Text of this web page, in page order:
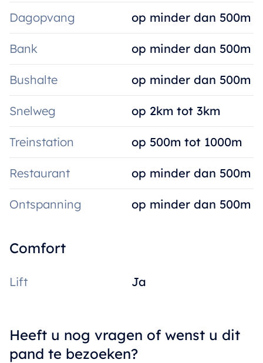
Dagopvang op minder dan 500m
Bank op minder dan 500m
Bushalte op minder dan 500m
Snelweg op 2km tot 3km
Treinstation op 500m tot 1000m
Restaurant op minder dan 500m
Ontspanning op minder dan 500m
Comfort
Lift Ja
Heeft u nog vragen of wenst u dit
pand te bezoeken?